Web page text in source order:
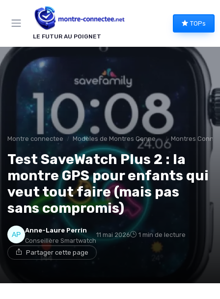
LE FUTUR AU POIGNET
TOPs
Montre connectee Modèles de Montres Connectées Montres
Test SaveWatch Plus 2 : la
montre GPS pour enfants qui
veut tout faire (mais pas
sans compromis)
Anne-Laure Perrin
Conseillère Smartwatch
11 mai 2026 1 min de lecture
Partager cette page
Panneau de gestion des cookies